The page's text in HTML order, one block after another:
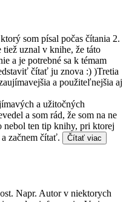
som písal počas čítania 2.
uznal v knihe, že táto
a je potrebné sa k témam
čítať ju znova :) )Tretia
a použiteľnejšia aj
a užitočných
a som rád, že som na ne
nebol ten tip knihy, pri ktorej
začnem čítať.
Čítať viac
Napr. Autor v niektorych